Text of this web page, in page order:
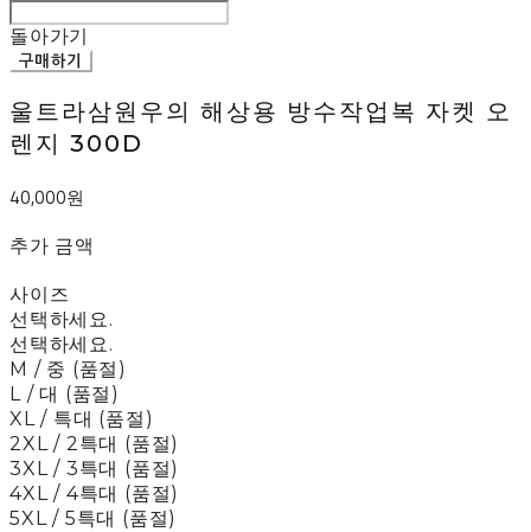
돌아가기
구매하기
울트라삼원우의 해상용 방수작업복 자켓 오
렌지 300D
40,000원
추가 금액
사이즈
선택하세요.
선택하세요.
M / 중 (품절)
L / 대 (품절)
XL / 특대 (품절)
2XL / 2특대 (품절)
3XL / 3특대 (품절)
4XL / 4특대 (품절)
5XL / 5특대 (품절)